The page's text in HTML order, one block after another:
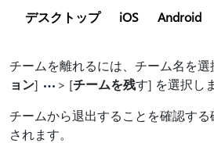
デスクトップ iOS Android
チームを離れるには、チーム名を選
ョン] > [チームを残す] を選択し
チームから退出することを確認す
されます。